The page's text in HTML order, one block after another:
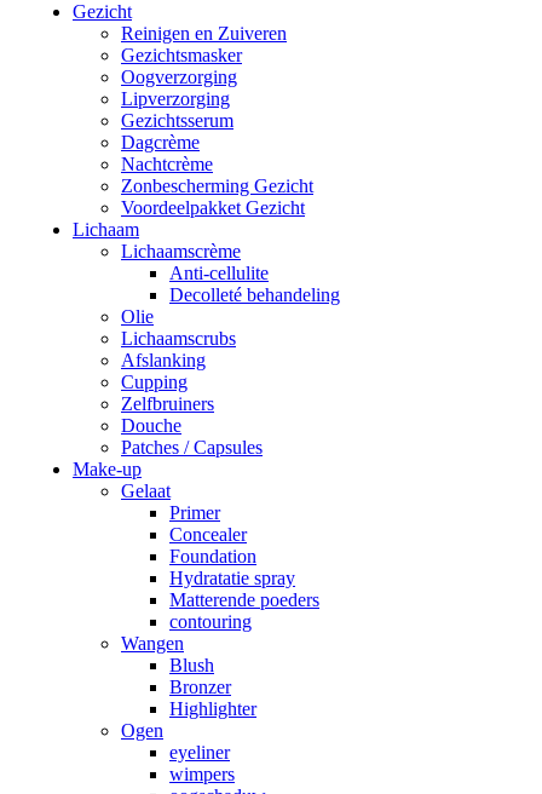
Gezicht
Reinigen en Zuiveren
Gezichtsmasker
Oogverzorging
Lipverzorging
Gezichtsserum
Dagcrème
Nachtcrème
Zonbescherming Gezicht
Voordeelpakket Gezicht
Lichaam
Lichaamscrème
Anti-cellulite
Decolleté behandeling
Olie
Lichaamscrubs
Afslanking
Cupping
Zelfbruiners
Douche
Patches / Capsules
Make-up
Gelaat
Primer
Concealer
Foundation
Hydratatie spray
Matterende poeders
contouring
Wangen
Blush
Bronzer
Highlighter
Ogen
eyeliner
wimpers